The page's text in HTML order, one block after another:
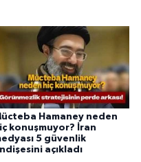
Hamaney neden
konuşmuyor? İran
5 güvenlik
açıkladı